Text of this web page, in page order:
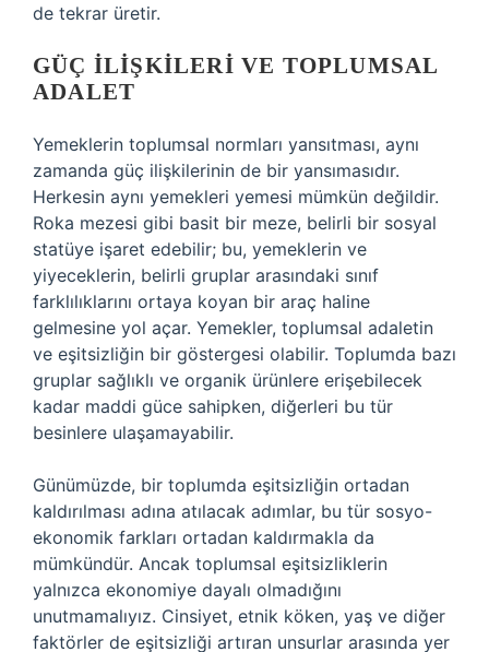
de tekrar üretir.
GÜÇ İLIŞKILERI VE TOPLUMSAL
ADALET
Yemeklerin toplumsal normları yansıtması, aynı
zamanda güç ilişkilerinin de bir yansımasıdır.
Herkesin aynı yemekleri yemesi mümkün değildir.
Roka mezesi gibi basit bir meze, belirli bir sosyal
statüye işaret edebilir; bu, yemeklerin ve
yiyeceklerin, belirli gruplar arasındaki sınıf
farklılıklarını ortaya koyan bir araç haline
gelmesine yol açar. Yemekler, toplumsal adaletin
ve eşitsizliğin bir göstergesi olabilir. Toplumda bazı
gruplar sağlıklı ve organik ürünlere erişebilecek
kadar maddi güce sahipken, diğerleri bu tür
besinlere ulaşamayabilir.
Günümüzde, bir toplumda eşitsizliğin ortadan
kaldırılması adına atılacak adımlar, bu tür sosyo-
ekonomik farkları ortadan kaldırmakla da
mümkündür. Ancak toplumsal eşitsizliklerin
yalnızca ekonomiye dayalı olmadığını
unutmamalıyız. Cinsiyet, etnik köken, yaş ve diğer
faktörler de eşitsizliği artıran unsurlar arasında yer